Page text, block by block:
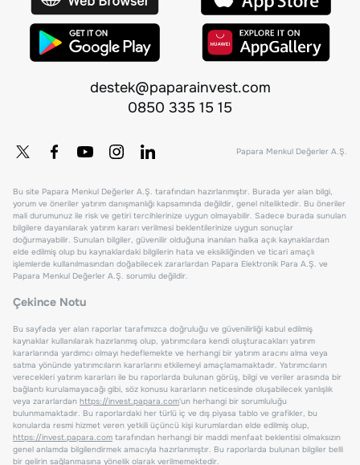
destek@paparainvest.com
0850 335 15 15
Papara Menkul Değerler A.Ş.
Bu site Papara Menkul Değerler A.Ş. tarafından hazırlanmıştır. Burada yer alan bilgi,
yorum ve öneriler yatırım danışmanlığı kapsamında değildir, genel niteliktedir. Bu öneriler
mali durumunuz ile risk ve getiri tercihlerinize uygun olmayabilir. Sadece burada sunulan
bilgilere dayanılarak yatırım kararı verilmesi beklentilerinize uygun sonuçlar
doğurmayabilir. Sunulan bilgiler, güvenilir olduğuna inanılan halka açık kaynaklardan
elde edilmiş olup bu kaynaklardaki bilgilerin hata ve eksikliğinden ve ticari amaçlı
işlemlerde kullanılmasından doğabilecek zararlardan Papara Elektronik Para A.Ş. ve
Papara Menkul Değerler A.Ş. sorumlu değildir.
Çekince Notu
Bu sayfada yer alan raporlar tarafımızca doğruluğu ve güvenilirliği kabul edilmiş
kaynaklar kullanılarak hazırlanmış olup, yatırımcılara kendi oluşturacakları yatırım
kararlarında yardımcı olmayı hedeflemekte ve herhangi bir yatırım aracını alma veya
satma yönünde yatırımcıların kararlarını etkilemeyi amaçlamamaktadır. Yatırımcıların
verecekleri yatırım kararları ile bu raporlarda bulunan görüş, bilgi ve veriler arasında bir
bağlantı kurulamayacağı gibi, söz konusu kararların neticesinde oluşabilecek yanlışlık
veya zararlardan https://invest.papara.com'un herhangi bir sorumluluğu
bulunmamaktadır. Bu raporlardaki her türlü iç ve dış piyasa tablo ve grafikler, bu
konularda resmi hizmet veren yetkili üçüncü kişi kurumlardan elde edilmiş olup,
https://invest.papara.com tarafından herhangi bir maddi menfaat beklentisi olmaksızın
genel anlamda bilgilendirmek amacıyla hazırlanmıştır. Bu raporlarda bulunan bilgiler belli
bir gelirin sağlanmasına yönelik olarak verilmemektedir.